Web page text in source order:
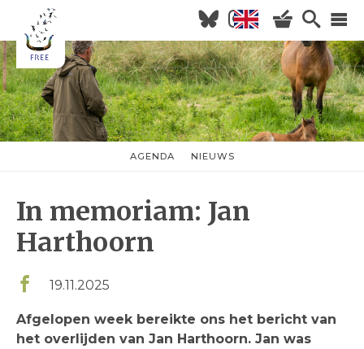
Overslaan
naar
de
inhoud
gaan
Hoofdnavigatie
HOME
NIEUWS
KOM KIJKEN
WILDERNISVLEES
nieuwsmenuAGENDA NIEUWS
In memoriam: Jan
Harthoorn
19.11.2025
Afgelopen week bereikte ons het bericht van
het overlijden van Jan Harthoorn. Jan was